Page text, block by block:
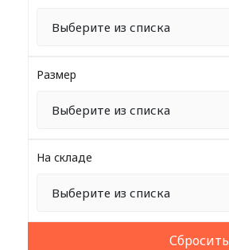
Размер
На складе
Сбросить